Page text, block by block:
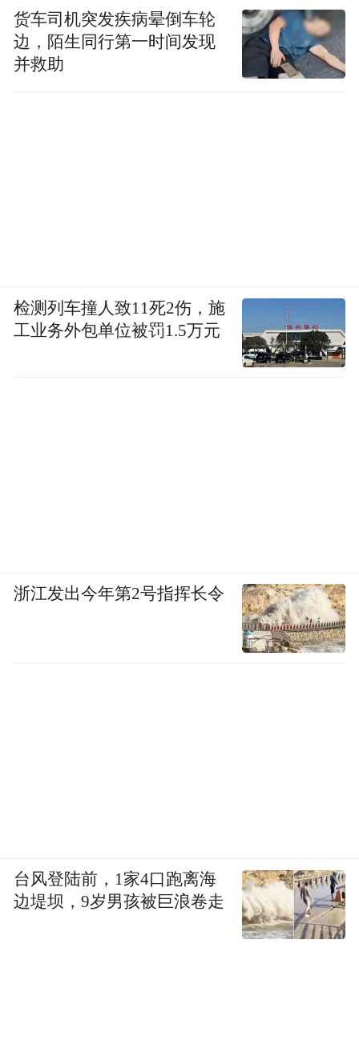
货车司机突发疾病晕倒车轮
边，陌生同行第一时间发现
并救助
检测列车撞人致11死2伤，施
工业务外包单位被罚1.5万元
浙江发出今年第2号指挥长令
台风登陆前，1家4口跑离海
边堤坝，9岁男孩被巨浪卷走